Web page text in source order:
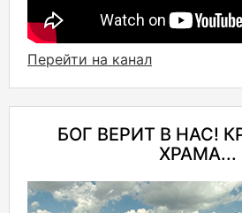
Перейти на канал
БОГ ВЕРИТ В НАС!
ХРАМА...